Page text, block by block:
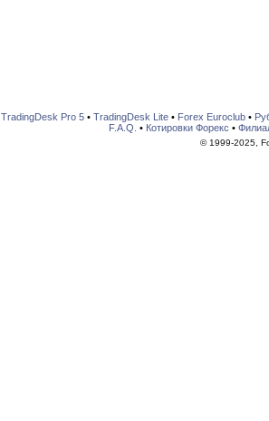
TradingDesk Pro 5• TradingDesk Lite• Forex Euroclub•
F.A.Q. • Котировки Форекс •
© 1999-2025,